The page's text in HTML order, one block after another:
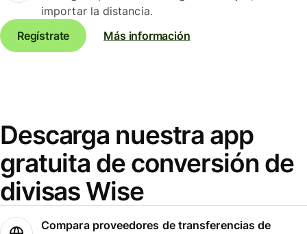
importar la distancia.
Regístrate
Más información
Descarga nuestra app
gratuita de conversión de
divisas Wise
Compara proveedores de transferencias de